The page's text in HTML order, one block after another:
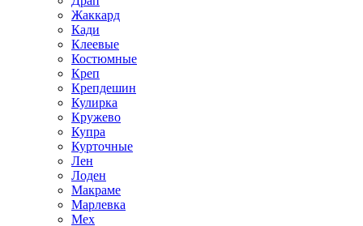
Жаккард
Кади
Клеевые
Костюмные
Креп
Крепдешин
Кулирка
Кружево
Купра
Курточные
Лен
Лоден
Макраме
Марлевка
Мех